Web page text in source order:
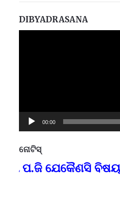
DIBYADRASANA
00:00
ନୋଟିସ୍
ଯେକୈଣସି ବିଷୟରେ